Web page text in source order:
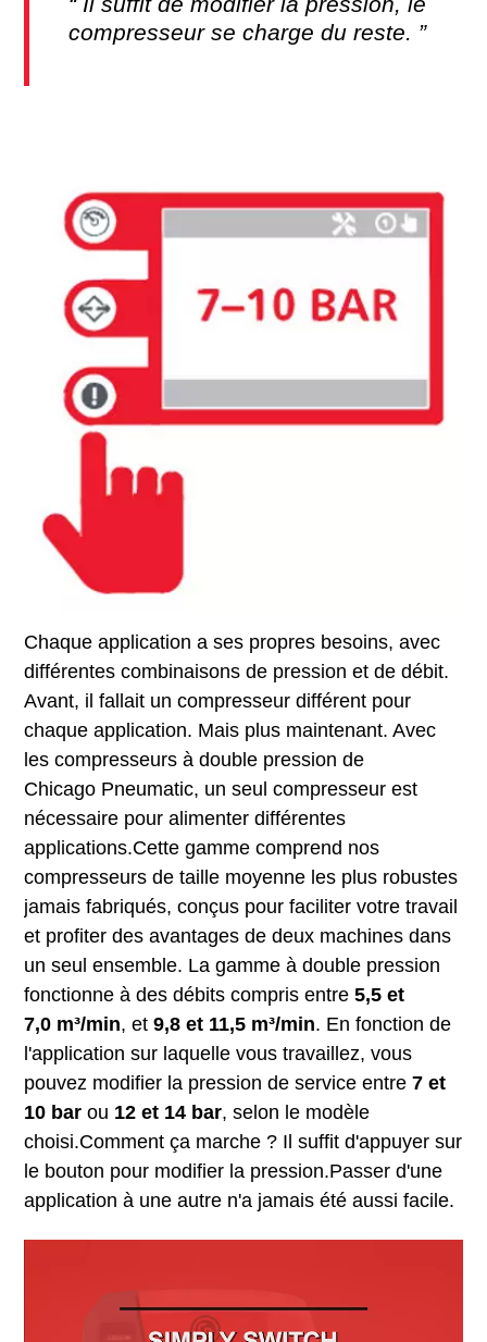
compresseur se charge du reste.
Chaque application a ses propres besoins, avec
différentes combinaisons de pression et de débit.
Avant, il fallait un compresseur différent pour
chaque application. Mais plus maintenant. Avec
les compresseurs à double pression de
Chicago Pneumatic, un seul compresseur est
nécessaire pour alimenter différentes
applications.Cette gamme comprend nos
compresseurs de taille moyenne les plus robustes
jamais fabriqués, conçus pour faciliter votre travail
et profiter des avantages de deux machines dans
un seul ensemble. La gamme à double pression
fonctionne à des débits compris entre 5,5 et
7,0 m³/min, et 9,8 et 11,5 m³/min. En fonction de
l'application sur laquelle vous travaillez, vous
pouvez modifier la pression de service entre 7 et
10 barou 12 et 14 bar, selon le modèle
choisi.Comment ça marche ? Il suffit d'appuyer sur
le bouton pour modifier la pression.Passer d'une
application à une autre n'a jamais été aussi facile.